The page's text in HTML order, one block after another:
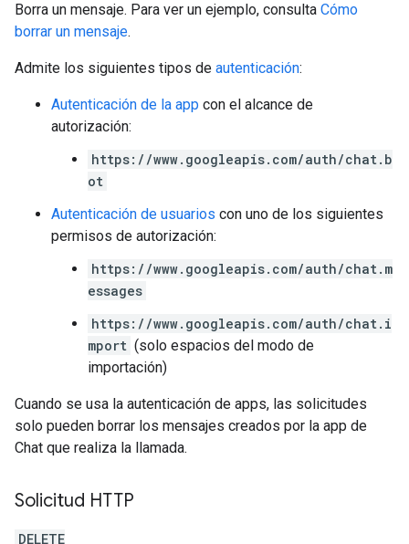
Borra un mensaje. Para ver un ejemplo, consulta Cómo
borrar un mensaje.
Admite los siguientes tipos de autenticación:
Autenticación de la app con el alcance de
autorización:
https://www.googleapis.com/auth/chat.b
ot
Autenticación de usuarios con uno de los siguientes
permisos de autorización:
https://www.googleapis.com/auth/chat.m
essages
https://www.googleapis.com/auth/chat.i
mport (solo espacios del modo de
importación)
Cuando se usa la autenticación de apps, las solicitudes
solo pueden borrar los mensajes creados por la app de
Chat que realiza la llamada.
Solicitud HTTP
DELETE